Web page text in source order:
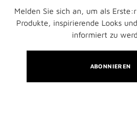
Melden Sie sich an, um als
Produkte, inspirierende Looks
informiert zu
ABONNIEREN